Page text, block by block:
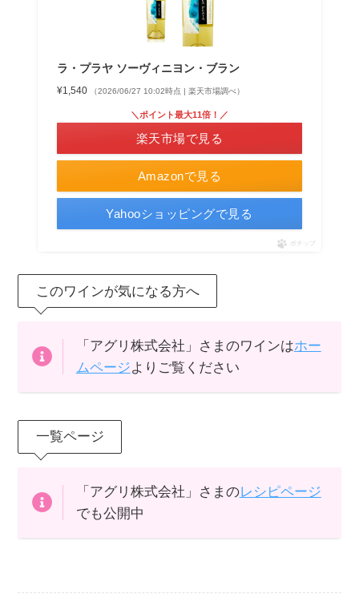
ラ・プラヤ ソーヴィニヨン・ブラン
¥1,540 （2026/06/27 10:02時点 | 楽天市場調べ）
Amazonで見る
＼ポイント最大11倍！／
楽天市場で見る
Yahooショッピングで見る
ポチップ
このワインが気になる方へ
「アグリ株式会社」さまのワインはホー
ムページよりご覧ください
一覧ページ
「アグリ株式会社」さまのレシピページ
でも公開中